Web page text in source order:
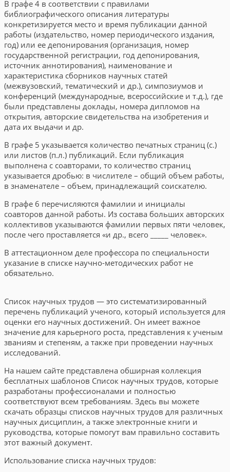
В графе 4 в соответствии с правилами
библиографического описания литературы
конкретизируется место и время публикации данной
работы (издательство, номер периодического издания,
год) или ее депонирования (организация, номер
государственной регистрации, год депонирования,
источник аннотирования), наименование и
характеристика сборников научных статей
(межвузовский, тематический и др.), симпозиумов и
конференций (международные, всероссийские и т.д.), где
были представлены доклады, номера дипломов на
открытия, авторские свидетельства на изобретения и
дата их выдачи и др.
В графе 5 указывается количество печатных страниц (с.)
или листов (п.л.) публикаций. Если публикация
выполнена с соавторами, то количество страниц
указывается дробью: в числителе – общий объем работы,
в знаменателе – объем, принадлежащий соискателю.
В графе 6 перечисляются фамилии и инициалы
соавторов данной работы. Из состава больших авторских
коллективов указываются фамилии первых пяти человек,
после чего проставляется «и др., всего _____ человек».
В аттестационном деле профессора по специальности
указание в списке научно-методических работ не
обязательно.
Список научных трудов — это систематизированный
перечень публикаций ученого, который используется для
оценки его научных достижений. Он имеет важное
значение для карьерного роста, представления к ученым
званиям и степеням, а также при проведении научных
исследований.
На нашем сайте представлена обширная коллекция
бесплатных шаблонов Список научных трудов, которые
разработаны профессионалами и полностью
соответствуют всем требованиям. Здесь вы можете
скачать образцы списков научных трудов для различных
научных дисциплин, а также электронные книги и
руководства, которые помогут вам правильно составить
этот важный документ.
Использование списка научных трудов: